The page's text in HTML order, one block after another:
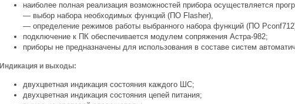
наиболее полная реализация возможностей прибора осуществляется
— выбор набора необходимых функций (ПО Flasher),
— определение режимов работы выбранного набора функций (ПО
подключение к ПК обеспечивается модулем сопряжения Астра-982;
приборы не предназначены для использования в составе систем
Индикация и выходы:
двухцветная индикация состояния каждого ШС;
двухцветная индикация состояния цепей питания;